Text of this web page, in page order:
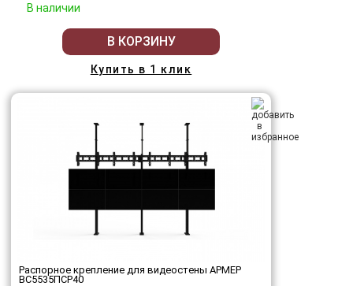
В наличии
В КОРЗИНУ
Купить в 1 клик
Распорное крепление для видеостены АРМЕР
ВС5535ПСР40